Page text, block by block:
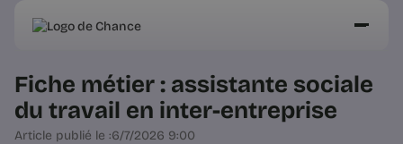
Fiche métier : assistante sociale
du travail en inter-entreprise
Article publié le :6/7/2026 9:00